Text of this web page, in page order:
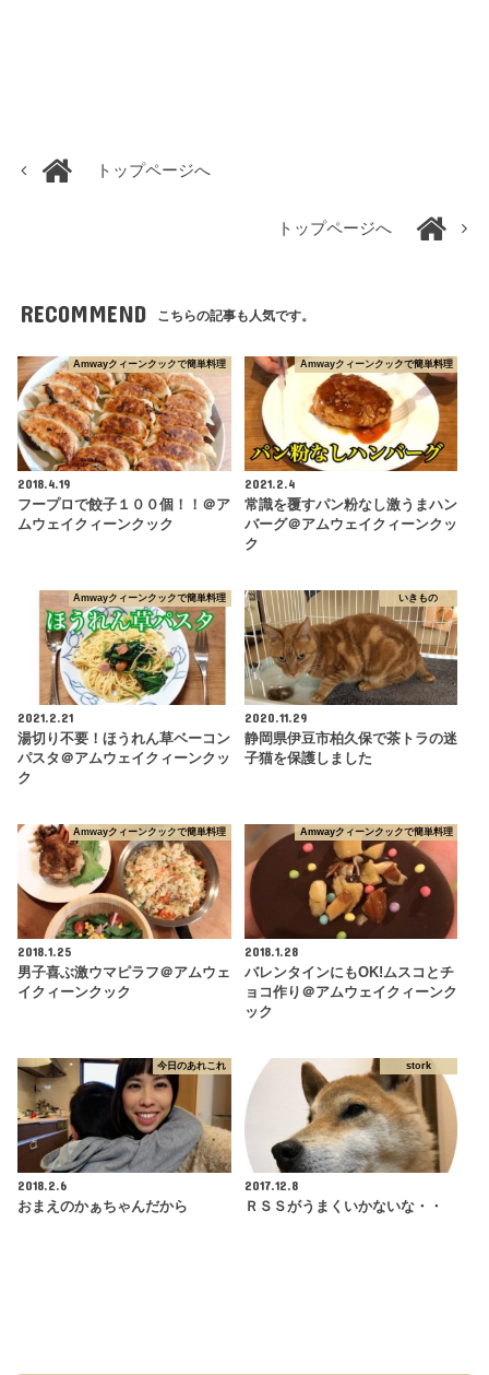
トップページへ
トップページへ
RECOMMEND こちらの記事も人気です。
Amwayクィーンクックで簡単料理
2018.4.19
フープロで餃子１００個！！＠ア
ムウェイクィーンクック
Amwayクィーンクックで簡単料理
2021.2.4
常識を覆すパン粉なし激うまハン
バーグ＠アムウェイクィーンクッ
ク
Amwayクィーンクックで簡単料理
2021.2.21
湯切り不要！ほうれん草ベーコン
パスタ＠アムウェイクィーンクッ
ク
いきもの
2020.11.29
静岡県伊豆市柏久保で茶トラの迷
子猫を保護しました
Amwayクィーンクックで簡単料理
2018.1.25
男子喜ぶ激ウマピラフ＠アムウェ
イクィーンクック
Amwayクィーンクックで簡単料理
2018.1.28
バレンタインにもOK!ムスコとチ
ョコ作り＠アムウェイクィーンク
ック
今日のあれこれ
2018.2.6
おまえのかぁちゃんだから
stork
2017.12.8
ＲＳＳがうまくいかないな・・